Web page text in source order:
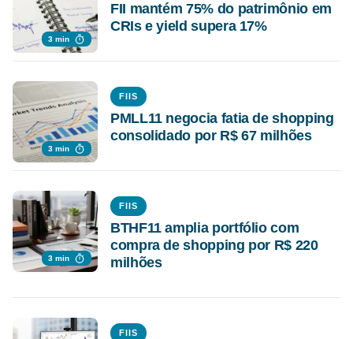
3 min
FII mantém 75% do patrimônio em
CRIs e yield supera 17%
3 min
FIIS
PMLL11 negocia fatia de shopping
consolidado por R$ 67 milhões
3 min
FIIS
BTHF11 amplia portfólio com
compra de shopping por R$ 220
milhões
FIIS